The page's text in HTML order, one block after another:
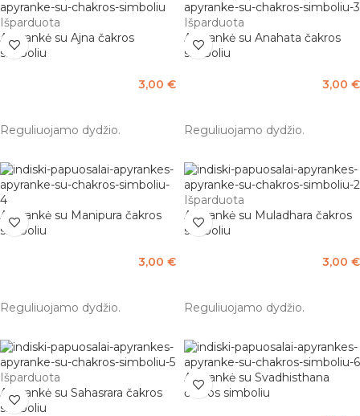
Išparduota
Apyrankė su Ajna čakros
simboliu
3,00 €
Reguliuojamo dydžio.
Išparduota
Apyrankė su Anahata čakros
simboliu
3,00 €
Reguliuojamo dydžio.
Apyrankė su Manipura čakros
simboliu
3,00 €
Reguliuojamo dydžio.
Išparduota
Apyrankė su Muladhara čakros
simboliu
3,00 €
Reguliuojamo dydžio.
Išparduota
Apyrankė su Sahasrara čakros
simboliu
Apyrankė su Svadhisthana
čakros simboliu